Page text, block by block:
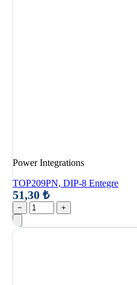
Power Integrations
TOP209PN, DIP-8 Entegre
51,30 ₺
− +